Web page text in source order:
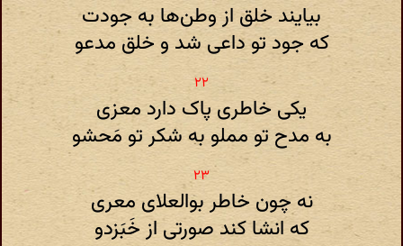
بیایند خلق از وطن‌ها به جودت
که جود تو داعی شد و خلق مدعو
یکی خاطری پاک دارد معزی
به مدح تو مملو به‌ شکر تو مَحشو
نه چون خاطر بوالعلای معری
که انشا کند صورتی از خَبَزدو